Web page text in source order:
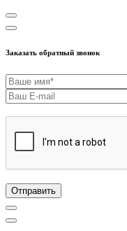
Заказать обратный звонок
Отправить